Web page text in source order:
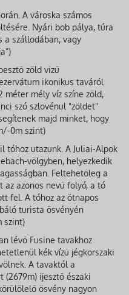
A városka számos
Nyári bob pálya, túra
a szállodában, vagy
zöld vizű
ikonikus taváról
méter mély víz színe zöld,
szó szlovénul "zöldet"
majd minket, hogy
0m szint)
tóhoz utazunk. A Juliai-Alpok
völgyben, helyezkedik
Feltehetőleg a
az azonos nevű folyó, a tó
fel. A tóhoz az ötnapos
turista ösvényén
szint)
lévő Fusine tavakhoz
kék vízű jégkorszaki
A tavaktól a
(2679m) ijesztő északi
ösvény nagyon